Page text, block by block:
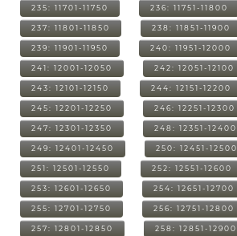
235: 11701-11750 236: 11751-11800
237: 11801-11850 238: 11851-11900
239: 11901-11950 240: 11951-12000
241: 12001-12050 242: 12051-12100
243: 12101-12150 244: 12151-12200
245: 12201-12250 246: 12251-12300
247: 12301-12350 248: 12351-12400
249: 12401-12450 250: 12451-12500
251: 12501-12550 252: 12551-12600
253: 12601-12650 254: 12651-12700
255: 12701-12750 256: 12751-12800
257: 12801-12850 258: 12851-12900